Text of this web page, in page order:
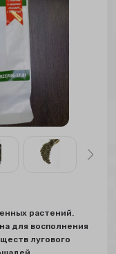
растений.
для восполнения
лугового